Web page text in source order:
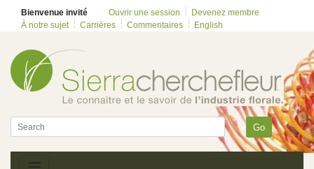
Bienvenue invité Ouvrir une session
Devenez membre
À notre sujet
Carrières Commentaires English
Go